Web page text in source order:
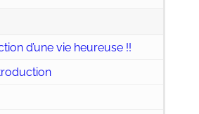
d’une vie heureuse !!